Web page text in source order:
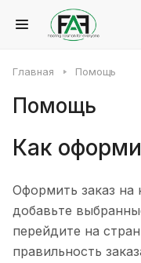
Главная Помощь
Помощь
Как
Оформить заказ на
добавьте
перейдите на
правильность